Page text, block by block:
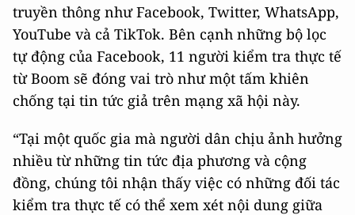
truyền thông như Facebook, Twitter, WhatsApp,
YouTube và cả TikTok. Bên cạnh những bộ lọc
tự động của Facebook, 11 người kiểm tra thực tế
từ Boom sẽ đóng vai trò như một tấm khiên
chống tại tin tức giả trên mạng xã hội này.
“Tại một quốc gia mà người dân chịu ảnh hưởng
nhiều từ những tin tức địa phương và cộng
đồng, chúng tôi nhận thấy việc có những đối tác
kiểm tra thực tế có thể xem xét nội dung giữa